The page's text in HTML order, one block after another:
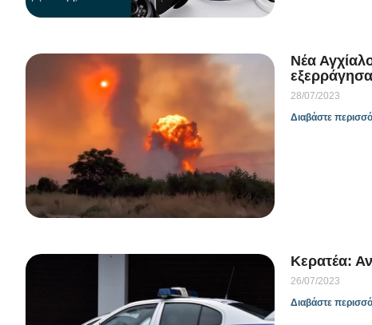
Νέα
28/07/2023
Διαβάστε
Κερατέα:
26/07/2023
Διαβάστε